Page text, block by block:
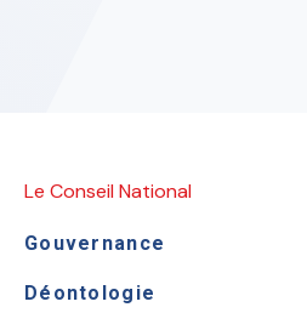
Le Conseil National
Gouvernance
Déontologie